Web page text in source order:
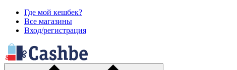
Где мой кешбек?
Все магазины
Вход/регистрация